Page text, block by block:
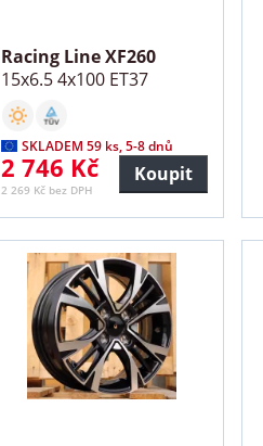
Racing Line XF260
15x6.5 4x100 ET37
SKLADEM 59 ks, 5-8 dnů
2 746 Kč
2 269 Kč bez DPH
Koupit